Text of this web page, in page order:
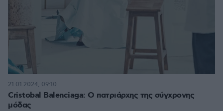
Cristobal Balenciaga: Ο πατριάρχης της σύγχρονης
μόδας
21.01.2024, 09:10